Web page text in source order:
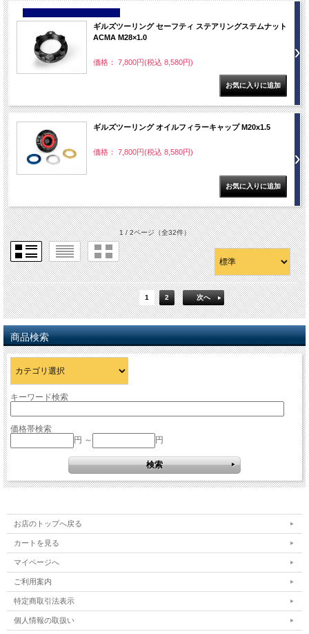
ギルズツーリング セーフティ ステアリングステムナット
ACMA M28×1.0
価格： 7,800円(税込 8,580円)
ギルズツーリング オイルフィラーキャップ M20x1.5
価格： 7,800円(税込 8,580円)
1 / 2ページ（全32件）
1 2 次へ
商品検索
キーワード検索
価格帯検索
円 ～
円
お店のトップへ戻る
カートを見る
マイページへ
ご利用案内
特定商取引法表示
個人情報の取扱い